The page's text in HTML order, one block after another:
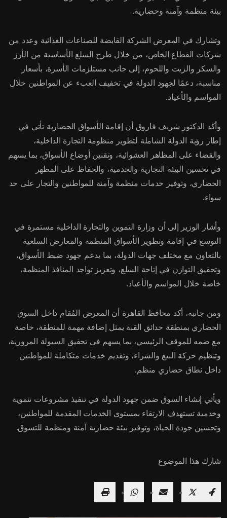
بيئة منظمة وآمنة وحضارية.
وتشارك في المعرض الشركة القابضة للصناعات الغذائية وعدد من
شركات القطاع الخاص، من خلال طرح السلع الأساسية من الأرز
والسكر والزيت واللحوم، إلى جانب مستلزمات الأسرة، بأسعار
مناسبة، دعمًا لجهود الدولة في تخفيف العبء عن المواطنين خلال
المواسم والأعياد.
وأكد الدكتور شريف فاروق أن إقامة الأسواق الحضارية تأتي في
إطار رؤية الدولة الشاملة لتطوير منظومة التجارة الداخلية،
والقضاء على المظاهر العشوائية، وتقنين أوضاع الأسواق، بما يسهم
في تحسين البيئة التجارية والخدمية، والحفاظ على المظهر
الحضاري، وتوفير خدمات منظمة وآمنة للمواطنين والتجار على حد
سواء.
وأشار الوزير إلى أن وزارة التموين والتجارة الداخلية مستمرة في
التوسع في إقامة وتطوير الأسواق المنظمة والمعارض السلعية
بالتعاون مع مختلف جهات الدولة، بما يدعم جهود ضبط الأسواق،
وتحقيق التوازن في إتاحة السلع، وتعزيز تواجد المنافذ المنظمة،
خاصة خلال المواسم والأعياد.
ومن جانبه، أكد محافظ القاهرة أن المعرض المُقام داخل السوق
الحضاري بمنطقة حدائق القبة يمثل إضافة مهمة للمنطقة، خاصة
مع ضمه للموقف الرئيسي، بما يسهم في تحقيق السيولة المرورية،
وتنظيم حركة البيع والشراء، وتقديم خدمات متكاملة للمواطنين
داخل نطاق حضاري منظم.
ويأتي إنشاء السوق ضمن جهود الدولة في تنفيذ مشروعات تنموية
وخدمية تستهدف الارتقاء بمستوى الخدمات المقدمة للمواطنين،
وتحسين جودة الحياة، وتوفير بيئة حضارية آمنة ومنظمة للتسوق.
شارك هذا الموضوع